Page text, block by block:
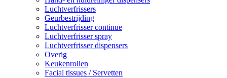
Luchtverfrissers
Geurbestrijding
Luchtverfrisser continue
Luchtverfrisser spray
Luchtverfrisser dispensers
Overig
Keukenrollen
Facial tissues / Servetten